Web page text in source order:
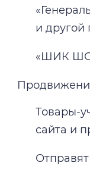
и другой
«ШИК
Товары-
сайта и